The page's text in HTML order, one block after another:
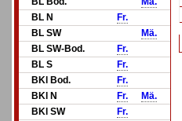
BL N
Fr.
BL SW
Mä.
BL SW-Bod.
Fr.
BL S
Fr.
BKl Bod.
Fr.
BKl N
Fr.
Mä.
BKl SW
Fr.